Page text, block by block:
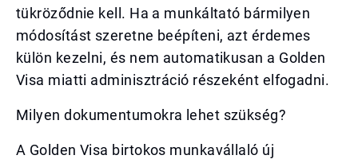
tükröződnie kell. Ha a munkáltató bármilyen
módosítást szeretne beépíteni, azt érdemes
külön kezelni, és nem automatikusan a Golden
Visa miatti adminisztráció részeként elfogadni.
Milyen dokumentumokra lehet szükség?
A Golden Visa birtokos munkavállaló új